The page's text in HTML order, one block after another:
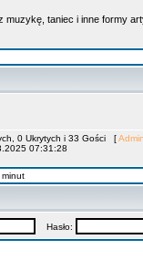
muzykę, taniec i inne formy
0 Ukrytych i 33 Gości [
07:31:28
Hasło: